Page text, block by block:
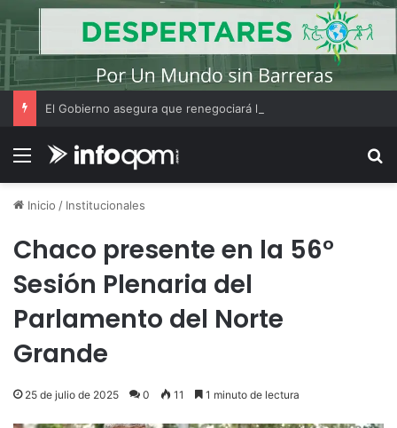
Menú
Inicio / Institucionales
Chaco presente en la 56°
Sesión Plenaria del
Parlamento del Norte
Grande
25 de julio de 2025 0 11 1 minuto de lectura